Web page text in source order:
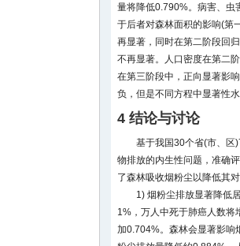
量将降低0.790%。病害、虫
于后者对森林面积的影响(第
再显著，同时在第二阶段回
不再显著。人口密度在第二
在第三阶段中，正向显著影
负，但是不同方程中显著性
4 结论与讨论
基于我国30个省(市、区
物排放的内生性问题，准确
了森林吸收烟粉尘以降低其
1) 烟粉尘排放显著降低
1%，万人中死于肺癌人数
加0.704%。森林会显著影响